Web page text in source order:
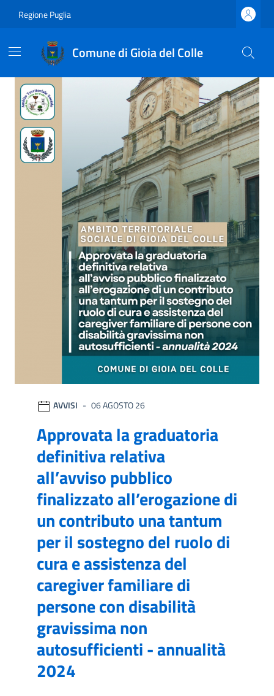
Regione Puglia
Comune di Gioia del Colle
Comune di Gioia del Colle
Ultime notizie
AVVISI 06 AGOSTO 26
Approvata la graduatoria
definitiva relativa
all’avviso pubblico
finalizzato all’erogazione di
un contributo una tantum
per il sostegno del ruolo di
cura e assistenza del
caregiver familiare di
persone con disabilità
gravissima non
autosufficienti - annualità
2024